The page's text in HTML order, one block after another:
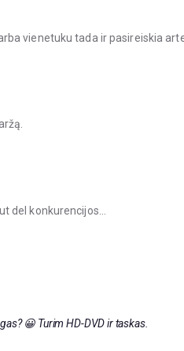
vienetuku tada ir pasireiskia
del konkurencijos…
😀 Turim HD-DVD ir taskas.